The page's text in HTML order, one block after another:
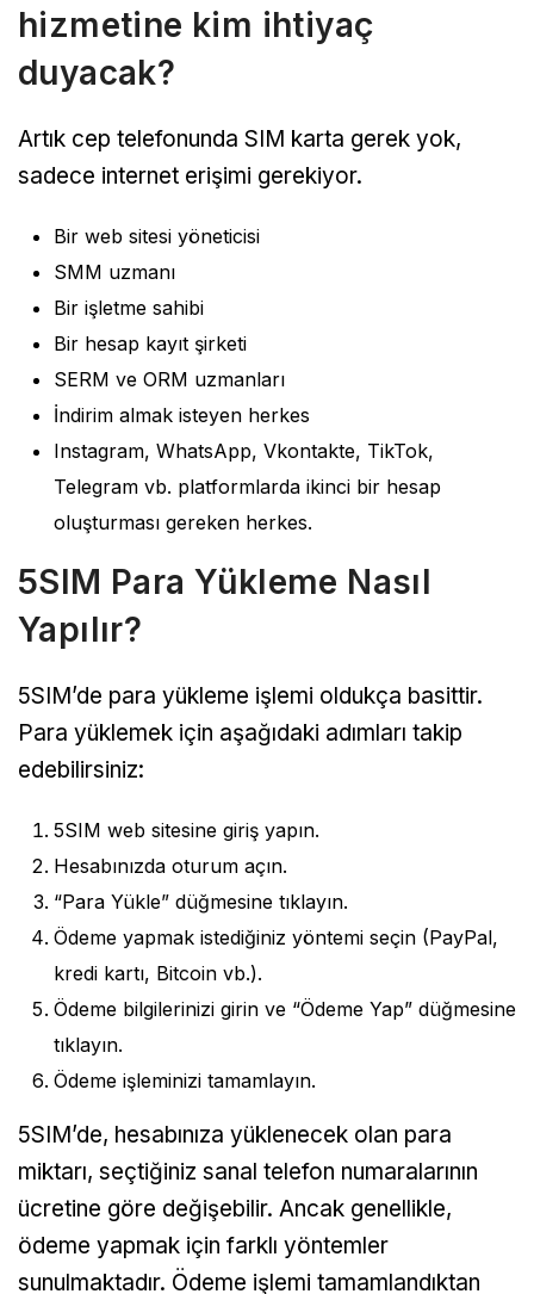
hizmetine kim ihtiyaç
duyacak?
Artık cep telefonunda SIM karta gerek yok,
sadece internet erişimi gerekiyor.
Bir web sitesi yöneticisi
SMM uzmanı
Bir işletme sahibi
Bir hesap kayıt şirketi
SERM ve ORM uzmanları
İndirim almak isteyen herkes
Instagram, WhatsApp, Vkontakte, TikTok,
Telegram vb. platformlarda ikinci bir hesap
oluşturması gereken herkes.
5SIM Para Yükleme Nasıl
Yapılır?
5SIM’de para yükleme işlemi oldukça basittir.
Para yüklemek için aşağıdaki adımları takip
edebilirsiniz:
5SIM web sitesine giriş yapın.
Hesabınızda oturum açın.
“Para Yükle” düğmesine tıklayın.
Ödeme yapmak istediğiniz yöntemi seçin (PayPal,
kredi kartı, Bitcoin vb.).
Ödeme bilgilerinizi girin ve “Ödeme Yap” düğmesine
tıklayın.
Ödeme işleminizi tamamlayın.
5SIM’de, hesabınıza yüklenecek olan para
miktarı, seçtiğiniz sanal telefon numaralarının
ücretine göre değişebilir. Ancak genellikle,
ödeme yapmak için farklı yöntemler
sunulmaktadır. Ödeme işlemi tamamlandıktan